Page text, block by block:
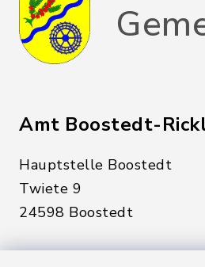
Amt Boostedt-
Hauptstelle Boostedt
Twiete 9
24598 Boostedt